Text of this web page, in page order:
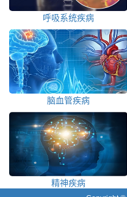
呼吸系统疾病
脑血管疾病
精神疾病